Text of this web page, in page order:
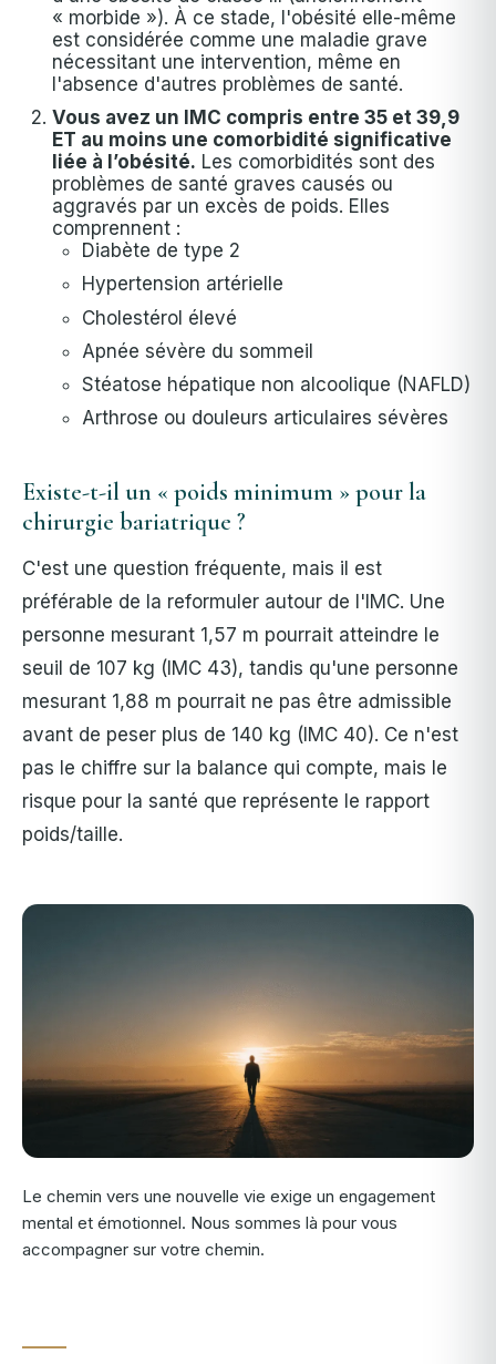
« morbide »). À ce stade, l'obésité elle-même
est considérée comme une maladie grave
nécessitant une intervention, même en
l'absence d'autres problèmes de santé.
Vous avez un IMC compris entre 35 et 39,9
ET au moins une comorbidité significative
liée à l’obésité. Les comorbidités sont des
problèmes de santé graves causés ou
aggravés par un excès de poids. Elles
comprennent :
Diabète de type 2
Hypertension artérielle
Cholestérol élevé
Apnée sévère du sommeil
Stéatose hépatique non alcoolique (NAFLD)
Arthrose ou douleurs articulaires sévères
Existe-t-il un « poids minimum » pour la
chirurgie bariatrique ?
C'est une question fréquente, mais il est
préférable de la reformuler autour de l'IMC. Une
personne mesurant 1,57 m pourrait atteindre le
seuil de 107 kg (IMC 43), tandis qu'une personne
mesurant 1,88 m pourrait ne pas être admissible
avant de peser plus de 140 kg (IMC 40). Ce n'est
pas le chiffre sur la balance qui compte, mais le
risque pour la santé que représente le rapport
poids/taille.
Le chemin vers une nouvelle vie exige un engagement
mental et émotionnel. Nous sommes là pour vous
accompagner sur votre chemin.